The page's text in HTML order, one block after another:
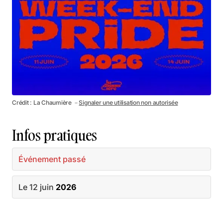
Crédit : La Chaumière －Signaler une utilisation non autorisée
Infos pratiques
Événement passé
Le 12 juin 2026